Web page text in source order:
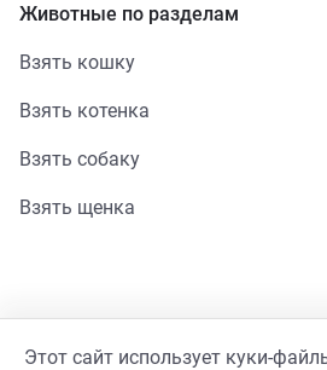
Животные по разделам
Взять кошку
Взять котенка
Взять собаку
Взять щенка
Этот сайт использует куки-